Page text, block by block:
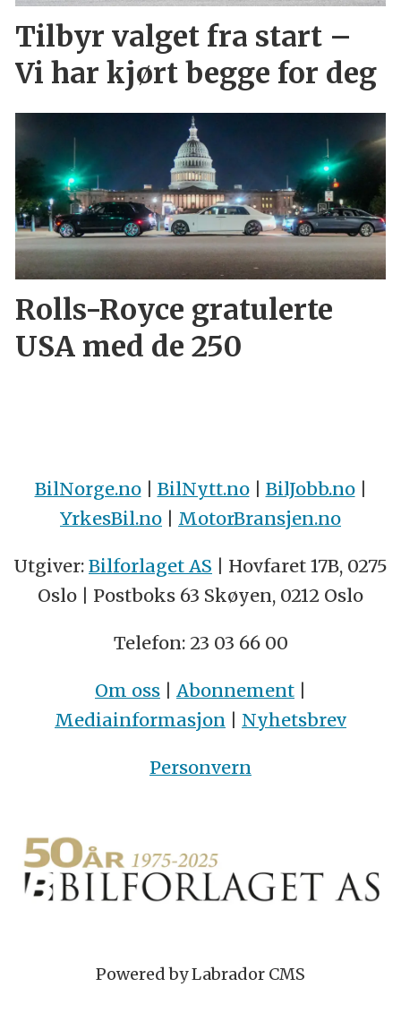
Tilbyr valget fra start –
Vi har kjørt begge for deg
Rolls-Royce gratulerte
USA med de 250
BilNorge.no| BilNytt.no| BilJobb.no|
YrkesBil.no | MotorBransjen.no
Utgiver: Bilforlaget AS | Hovfaret 17B, 0275
Oslo | Postboks 63 Skøyen, 0212 Oslo
Telefon: 23 03 66 00
Om oss | Abonnement |
Mediainformasjon | Nyhetsbrev
Personvern
Powered by Labrador CMS